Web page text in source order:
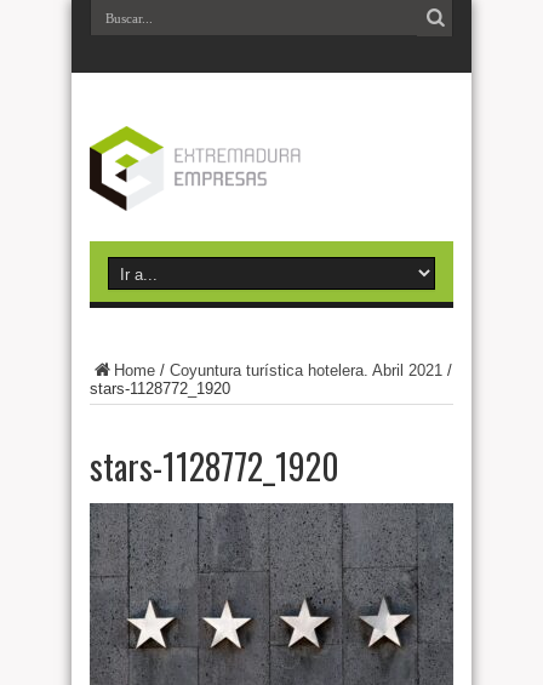
Home / Coyuntura turística hotelera. Abril 2021 /
stars-1128772_1920
stars-1128772_1920